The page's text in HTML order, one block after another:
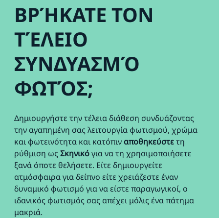
ΒΡΉΚΑΤΕ ΤΟΝ
ΤΈΛΕΙΟ
ΣΥΝΔΥΑΣΜΌ
ΦΩΤΌΣ;
Δημιουργήστε την τέλεια διάθεση συνδυάζοντας
την αγαπημένη σας λειτουργία φωτισμού, χρώμα
και φωτεινότητα και κατόπιν αποθηκεύστετη
ρύθμιση ως Σκηνικόγια να τη χρησιμοποιήσετε
ξανά όποτε θελήσετε. Είτε δημιουργείτε
ατμόσφαιρα για δείπνο είτε χρειάζεστε έναν
δυναμικό φωτισμό για να είστε παραγωγικοί, ο
ιδανικός φωτισμός σας απέχει μόλις ένα πάτημα
μακριά.